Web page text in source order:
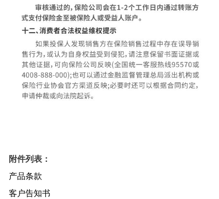
附件列表：
产品条款
客户告知书